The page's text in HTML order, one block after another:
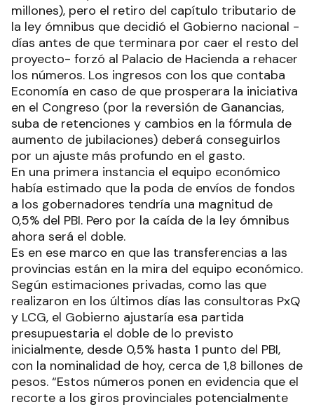
millones), pero el retiro del capítulo tributario de
la ley ómnibus que decidió el Gobierno nacional -
días antes de que terminara por caer el resto del
proyecto- forzó al Palacio de Hacienda a rehacer
los números. Los ingresos con los que contaba
Economía en caso de que prosperara la iniciativa
en el Congreso (por la reversión de Ganancias,
suba de retenciones y cambios en la fórmula de
aumento de jubilaciones) deberá conseguirlos
por un ajuste más profundo en el gasto.
En una primera instancia el equipo económico
había estimado que la poda de envíos de fondos
a los gobernadores tendría una magnitud de
0,5% del PBI. Pero por la caída de la ley ómnibus
ahora será el doble.
Es en ese marco en que las transferencias a las
provincias están en la mira del equipo económico.
Según estimaciones privadas, como las que
realizaron en los últimos días las consultoras PxQ
y LCG, el Gobierno ajustaría esa partida
presupuestaria el doble de lo previsto
inicialmente, desde 0,5% hasta 1 punto del PBI,
con la nominalidad de hoy, cerca de 1,8 billones de
pesos. “Estos números ponen en evidencia que el
recorte a los giros provinciales potencialmente